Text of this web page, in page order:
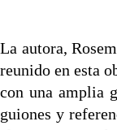
La autora,
reunido en esta
con una amplia
guiones y